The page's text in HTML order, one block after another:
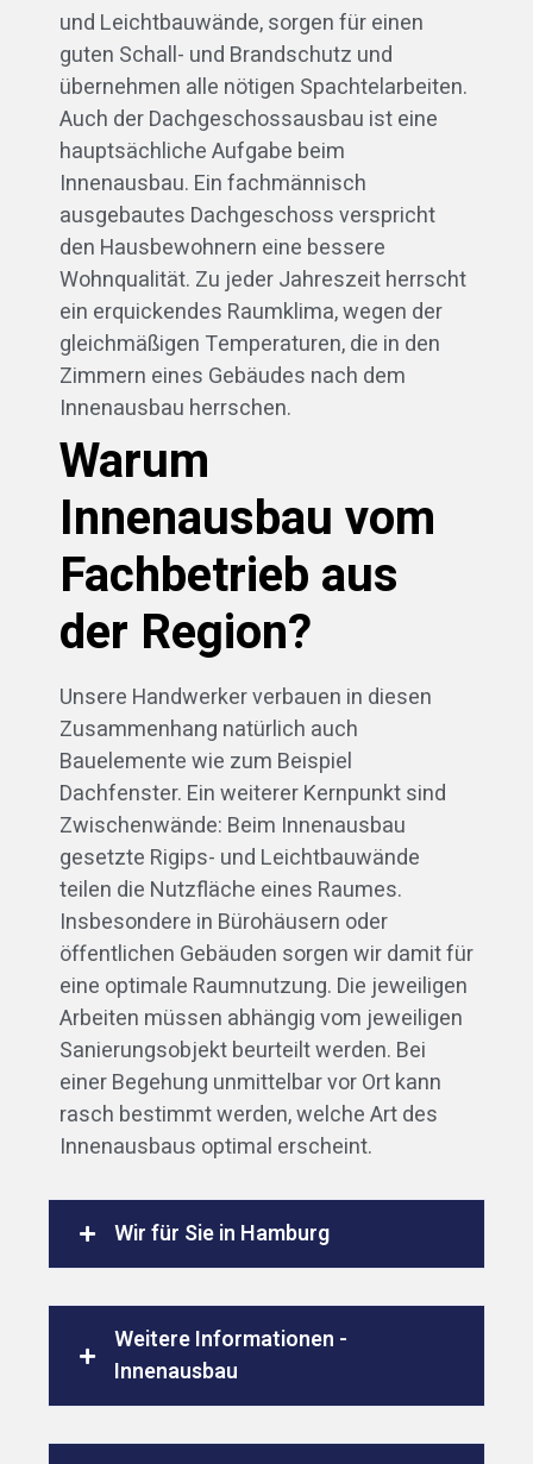
und Leichtbauwände, sorgen für einen
guten Schall- und Brandschutz und
übernehmen alle nötigen Spachtelarbeiten.
Auch der Dachgeschossausbau ist eine
hauptsächliche Aufgabe beim
Innenausbau. Ein fachmännisch
ausgebautes Dachgeschoss verspricht
den Hausbewohnern eine bessere
Wohnqualität. Zu jeder Jahreszeit herrscht
ein erquickendes Raumklima, wegen der
gleichmäßigen Temperaturen, die in den
Zimmern eines Gebäudes nach dem
Innenausbau herrschen.
Warum
Innenausbau vom
Fachbetrieb aus
der Region?
Unsere Handwerker verbauen in diesen
Zusammenhang natürlich auch
Bauelemente wie zum Beispiel
Dachfenster. Ein weiterer Kernpunkt sind
Zwischenwände: Beim Innenausbau
gesetzte Rigips- und Leichtbauwände
teilen die Nutzfläche eines Raumes.
Insbesondere in Bürohäusern oder
öffentlichen Gebäuden sorgen wir damit für
eine optimale Raumnutzung. Die jeweiligen
Arbeiten müssen abhängig vom jeweiligen
Sanierungsobjekt beurteilt werden. Bei
einer Begehung unmittelbar vor Ort kann
rasch bestimmt werden, welche Art des
Innenausbaus optimal erscheint.
Wir für Sie in Hamburg
Weitere Informationen -
Innenausbau